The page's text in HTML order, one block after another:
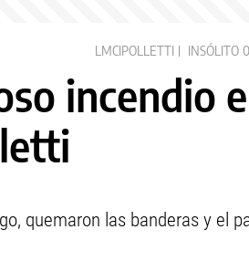
LMCIPOLLETTI INSÓLITO
incendio
quemaron las banderas y el